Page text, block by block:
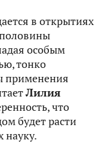
в открытиях
особым
тонко
применения
Лилия
что
будет расти